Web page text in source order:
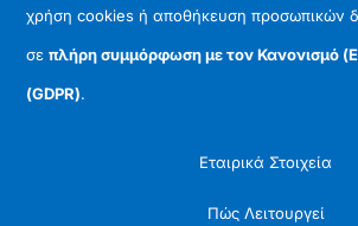
χρήση cookies ή αποθήκευση προσωπικών
σεπλήρη συμμόρφωση με τον Κανονισμό
(GDPR).
Εταιρικά Στοιχεία
Πώς Λειτουργεί